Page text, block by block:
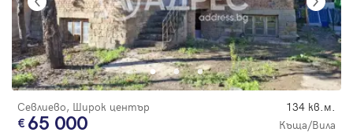
Севлиево, Широк център 134 кв.м.
65 000 Къща/Вила